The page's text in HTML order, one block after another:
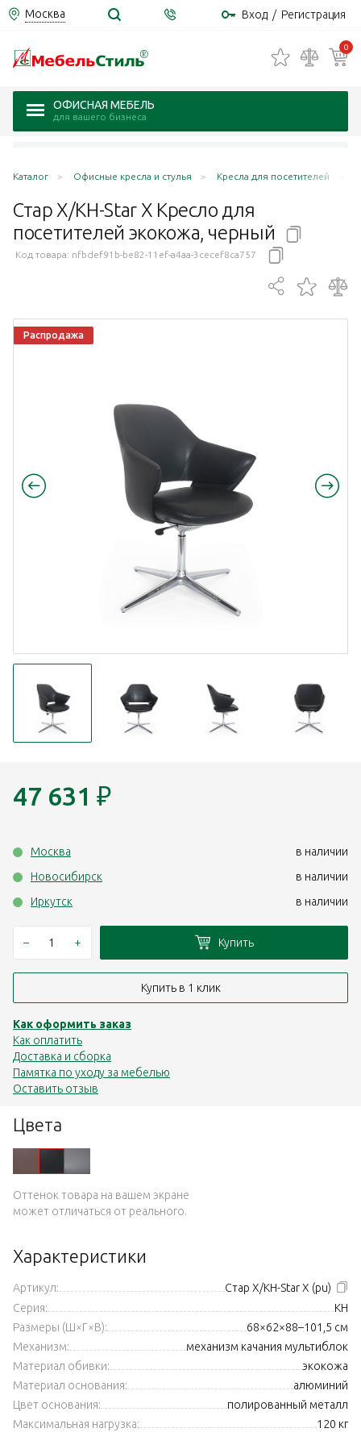
Москва Вход / Регистрация
0
ОФИСНАЯ МЕБЕЛЬ
для вашего бизнеса
Каталог Офисные кресла и стулья Кресла для посетителей
Стар Х/KH-Star X Кресло для
посетителей экокожа, черный
Код товара: nfbdef91b-be82-11ef-a4aa-3cecef8ca757
Распродажа
Цвета
Оттенок товара на вашем экране
может отличаться от реального.
Характеристики
Артикул:
Стар Х/KH-Star X (pu)
Серия:
KH
Размеры (Ш×Г×В):
68×62×88–101,5 см
Механизм:
механизм качания мультиблок
Материал обивки:
экокожа
Материал основания:
алюминий
Цвет основания:
полированный металл
Максимальная нагрузка:
120 кг
47 631 ₽
Москва
в наличии
Новосибирск
в наличии
Иркутск
в наличии
– + Купить
Купить в 1 клик
Как оформить заказ
Как оплатить
Доставка и сборка
Памятка по уходу за мебелью
Оставить отзыв